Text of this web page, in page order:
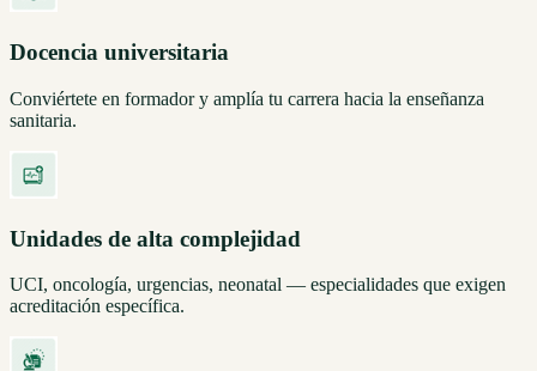
Docencia universitaria
Conviértete en formador y amplía tu carrera hacia la enseñanza
sanitaria.
Unidades de alta complejidad
UCI, oncología, urgencias, neonatal — especialidades que exigen
acreditación específica.